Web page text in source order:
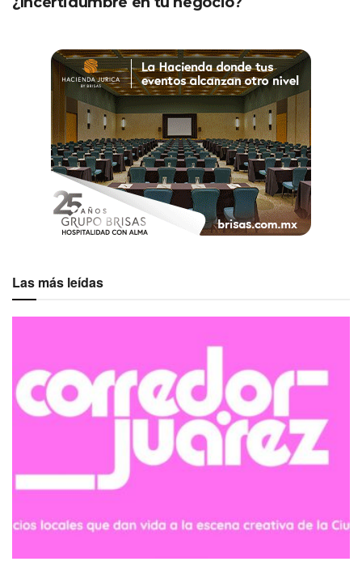
Las más leídas